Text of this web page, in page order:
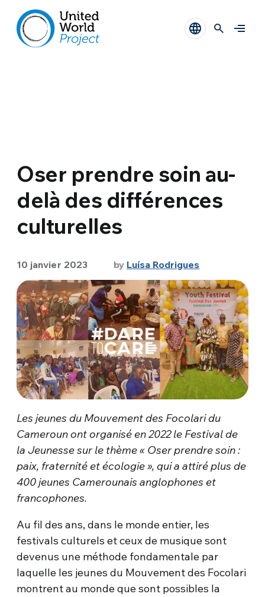
Oser prendre soin au-
delà des différences
culturelles
10 janvier 2023 by Luísa Rodrigues
Les jeunes du Mouvement des Focolari du
Cameroun ont organisé en 2022 le Festival de
la Jeunesse sur le thème « Oser prendre soin :
paix, fraternité et écologie », qui a attiré plus de
400 jeunes Camerounais anglophones et
francophones.
Au fil des ans, dans le monde entier, les
festivals culturels et ceux de musique sont
devenus une méthode fondamentale par
laquelle les jeunes du Mouvement des Focolari
montrent au monde que sont possibles la